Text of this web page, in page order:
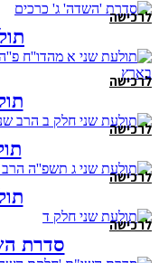
לרכישה
לרכישה
לרכישה
לרכישה
לרכישה
סדרת